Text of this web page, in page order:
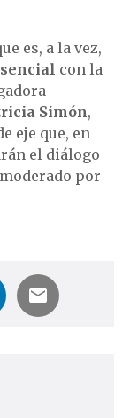
es, a la vez,
con la
Simón,
eje que, en
el diálogo
por